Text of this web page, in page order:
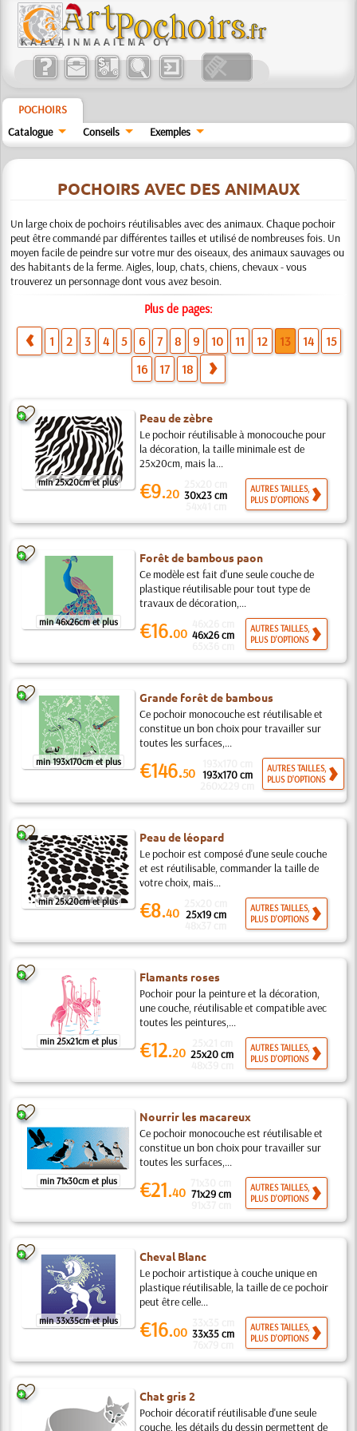
POCHOIRS
Catalogue
Conseils Exemples
POCHOIRS AVEC DES ANIMAUX
Un large choix de pochoirs réutilisables avec des animaux. Chaque pochoir
peut être commandé par différentes tailles et utilisé de nombreuses fois. Un
moyen facile de peindre sur votre mur des oiseaux, des animaux sauvages ou
des habitants de la ferme. Aigles, loup, chats, chiens, chevaux - vous
trouverez un personnage dont vous avez besoin.
Plus de pages:
1 2 3 4 5 6 7 8 9 10 11 12 13 14
15
16
17 18
min 25x20cm et plus
Peau de zèbre
Le pochoir réutilisable à monocouche pour
la décoration, la taille minimale est de
25x20cm, mais la...
€9.20 30x23 cm
AUTRES TAILLES,
PLUS D'OPTIONS
min 46x26cm et plus
Forêt de bambous paon
Ce modèle est fait d'une seule couche de
plastique réutilisable pour tout type de
travaux de décoration,...
€16.00 46x26 cm
AUTRES TAILLES,
PLUS D'OPTIONS
min 193x170cm et plus
Grande forêt de bambous
Ce pochoir monocouche est réutilisable et
constitue un bon choix pour travailler sur
toutes les surfaces,...
€146.50 193x170 cm
AUTRES TAILLES,
PLUS D'OPTIONS
min 25x20cm et plus
Peau de léopard
Le pochoir est composé d'une seule couche
et est réutilisable, commander la taille de
votre choix, mais...
€8.40 25x19 cm
AUTRES TAILLES,
PLUS D'OPTIONS
min 25x21cm et plus
Flamants roses
Pochoir pour la peinture et la décoration,
une couche, réutilisable et compatible avec
toutes les peintures,...
€12.20 25x20 cm
AUTRES TAILLES,
PLUS D'OPTIONS
min 71x30cm et plus
Nourrir les macareux
Ce pochoir monocouche est réutilisable et
constitue un bon choix pour travailler sur
toutes les surfaces,...
€21.40 71x29 cm
AUTRES TAILLES,
PLUS D'OPTIONS
min 33x35cm et plus
Cheval Blanc
Le pochoir artistique à couche unique en
plastique réutilisable, la taille de ce pochoir
peut être celle...
€16.00 33x35 cm
AUTRES TAILLES,
PLUS D'OPTIONS
Chat gris 2
Pochoir décoratif réutilisable d'une seule
couche, les détails du dessin permettent de